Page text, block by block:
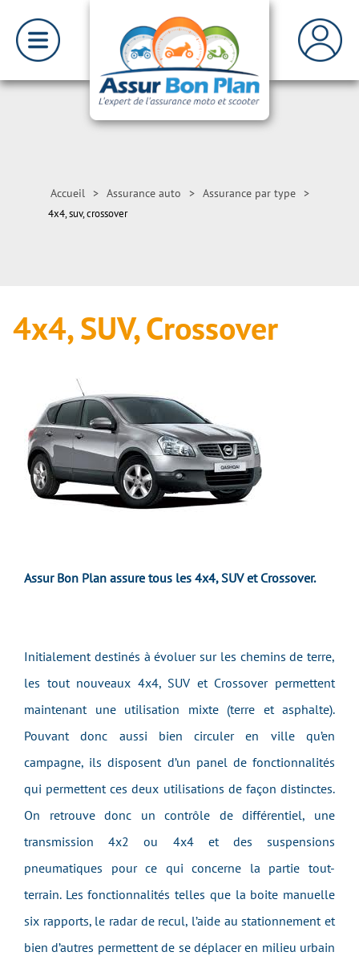
Accueil > Assurance auto > Assurance par type >
4x4, suv, crossover
4x4, SUV, Crossover
Assur Bon Plan assure tous les 4x4, SUV et Crossover.
Initialement destinés à évoluer sur les chemins de terre,
les tout nouveaux 4x4, SUV et Crossover permettent
maintenant une utilisation mixte (terre et asphalte).
Pouvant donc aussi bien circuler en ville qu’en
campagne, ils disposent d’un panel de fonctionnalités
qui permettent ces deux utilisations de façon distinctes.
On retrouve donc un contrôle de différentiel, une
transmission 4x2 ou 4x4 et des suspensions
pneumatiques pour ce qui concerne la partie tout-
terrain. Les fonctionnalités telles que la boite manuelle
six rapports, le radar de recul, l’aide au stationnement et
bien d’autres permettent de se déplacer en milieu urbain